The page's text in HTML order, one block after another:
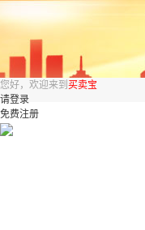
您好，欢迎来到 买卖宝
请登录
免费注册